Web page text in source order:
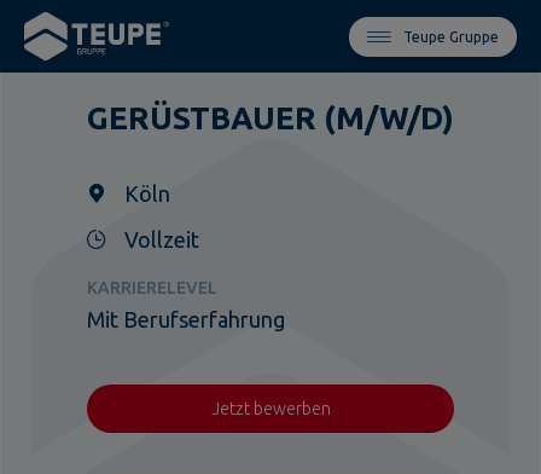
Teupe Gruppe
GERÜSTBAUER (M/W/D)
Köln
Vollzeit
KARRIERELEVEL
Mit Berufserfahrung
Jetzt bewerben